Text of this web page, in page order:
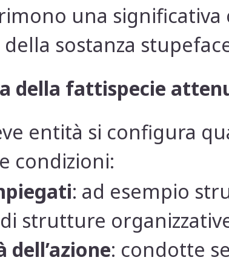
una significativa
sostanza
della fattispecie
entità si configura
condizioni:
: ad esempio
strutture
dell’azione: condotte